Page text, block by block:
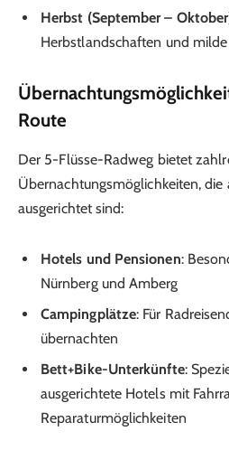
Herbst (September –
Herbstlandschaften und
Route
Der 5-Flüsse-Radweg bietet
Übernachtungsmöglichkeiten, die
ausgerichtet sind:
Hotels und Pensionen:
Nürnberg und Amberg
Campingplätze: Für
übernachten
Bett+Bike-Unterkünfte:
ausgerichtete Hotels mit
Reparaturmöglichkeiten